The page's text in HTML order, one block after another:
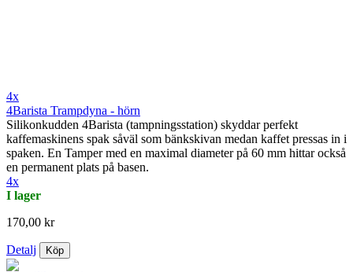
4x
4Barista Trampdyna - hörn
Silikonkudden 4Barista (tampningsstation) skyddar perfekt
kaffemaskinens spak såväl som bänkskivan medan kaffet pressas in i
spaken. En Tamper med en maximal diameter på 60 mm hittar också
en permanent plats på basen.
4x
I lager
170,00 kr
Detalj Köp